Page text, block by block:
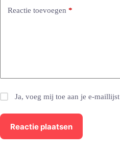
Reactie toevoegen *
Ja, voeg mij toe aan je e-maillijst
Reactie plaatsen